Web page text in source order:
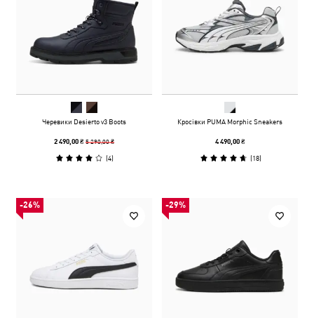
Черевики Desierto v3 Boots
2 490,00 ₴5 290,00 ₴
(4)
Кросівки PUMA Morphic Sneakers
4 490,00 ₴
(18)
-26% -29%